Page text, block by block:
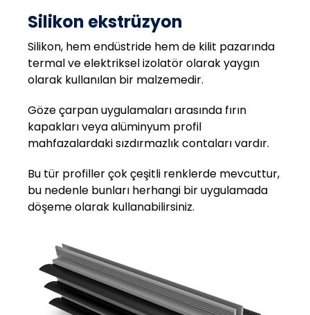
Silikon ekstrüzyon
Silikon, hem endüstride hem de kilit pazarında
termal ve elektriksel izolatör olarak yaygın
olarak kullanılan bir malzemedir.
Göze çarpan uygulamaları arasında fırın
kapakları veya alüminyum profil
mahfazalardaki sızdırmazlık contaları vardır.
Bu tür profiller çok çeşitli renklerde mevcuttur,
bu nedenle bunları herhangi bir uygulamada
döşeme olarak kullanabilirsiniz.